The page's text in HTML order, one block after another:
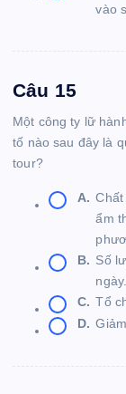
vào
Câu 15
Một công ty lữ
tố nào sau đây là
tour?
A.
ẩm
B. Số
ngày.
C. Tổ
D.